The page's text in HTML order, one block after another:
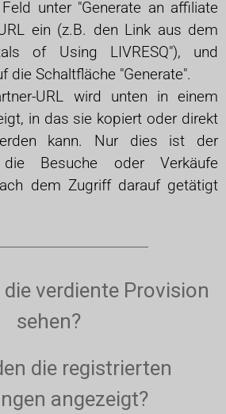
unter "Generate an affiliate
ein (z.B. den Link aus dem
of Using LIVRESQ"), und
die Schaltfläche "Generate".
URL wird unten in einem
in das sie kopiert oder direkt
kann. Nur dies ist der
Besuche oder Verkäufe
dem Zugriff darauf getätigt
verdiente Provision
sehen?
die registrierten
angezeigt?